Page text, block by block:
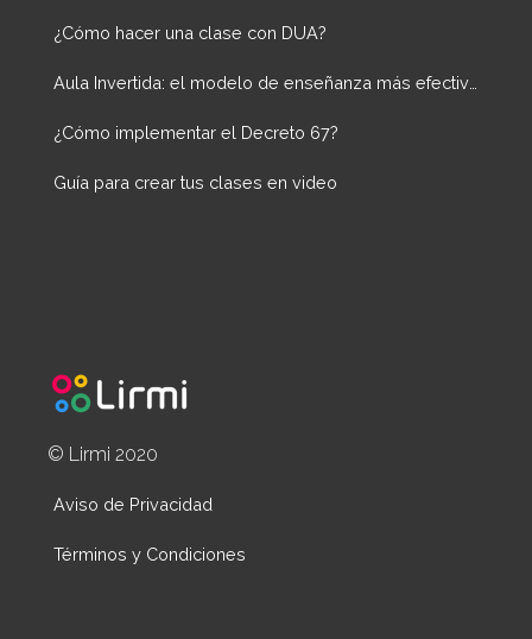
¿Cómo hacer una clase con DUA?
¿Cómo implementar el Decreto 67?
Guía para crear tus clases en video
© Lirmi 2020
Aviso de Privacidad
Términos y Condiciones